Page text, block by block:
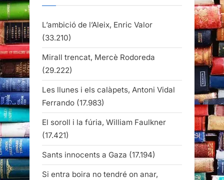
L’ambició de l’Aleix, Enric Valor
(33.210)
Mirall trencat, Mercè Rodoreda
(29.222)
Les llunes i els calàpets, Antoni Vidal
Ferrando (17.983)
El soroll i la fúria, William Faulkner
(17.421)
Sants innocents a Gaza (17.194)
Si entra boira no tendré on anar,